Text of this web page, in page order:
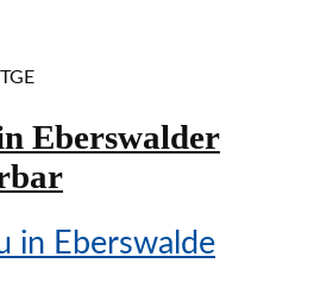
Eberswalder